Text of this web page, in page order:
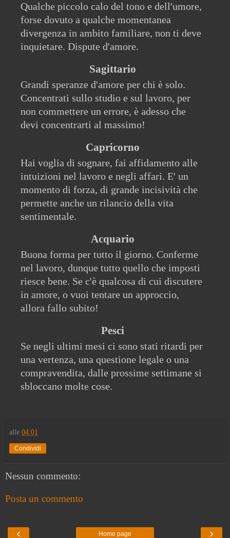
Qualche piccolo calo del tono e dell'umore,
forse dovuto a qualche momentanea
divergenza in ambito familiare, non ti deve
inquietare. Dispute d'amore.
Sagittario
Grandi speranze d'amore per chi è solo.
Concentrati sullo studio e sul lavoro, per
non commettere un errore, è adesso che
devi concentrarti al massimo!
Capricorno
Hai voglia di sognare, fai affidamento alle
intuizioni nel lavoro e negli affari. E' un
momento di forza, di grande incisività che
permette anche un rilancio della vita
sentimentale.
Acquario
Buona forma per tutto il giorno. Conferme
nel lavoro, dunque tutto quello che imposti
riesce bene. Se c'è qualcosa di cui discutere
in amore, o vuoi tentare un approccio,
allora fallo subito!
Pesci
Se negli ultimi mesi ci sono stati ritardi per
una vertenza, una questione legale o una
compravendita, dalle prossime settimane si
sbloccano molte cose.
alle 04:01
Condividi
Nessun commento:
Posta un commento
‹ ›
Home page